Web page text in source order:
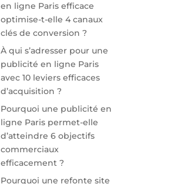
en ligne Paris efficace
optimise-t-elle 4 canaux
clés de conversion ?
À qui s’adresser pour une
publicité en ligne Paris
avec 10 leviers efficaces
d’acquisition ?
Pourquoi une publicité en
ligne Paris permet-elle
d’atteindre 6 objectifs
commerciaux
efficacement ?
Pourquoi une refonte site